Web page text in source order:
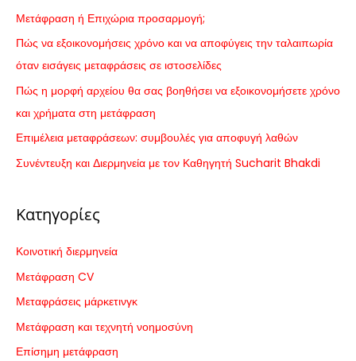
ή
τ
η
ι
α
Μετάφραση ή Επιχώρια προσαρμογή;
Πώς να εξοικονομήσεις χρόνο και να αποφύγεις την ταλαιπωρία
όταν εισάγεις μεταφράσεις σε ιστοσελίδες
Πώς η μορφή αρχείου θα σας βοηθήσει να εξοικονομήσετε χρόνο
και χρήματα στη μετάφραση
Επιμέλεια μεταφράσεων: συμβουλές για αποφυγή λαθών
Συνέντευξη και Διερμηνεία με τον Καθηγητή Sucharit Bhakdi
Κατηγορίες
Κοινοτική διερμηνεία
Μετάφραση CV
Μεταφράσεις μάρκετινγκ
Μετάφραση και τεχνητή νοημοσύνη
Επίσημη μετάφραση